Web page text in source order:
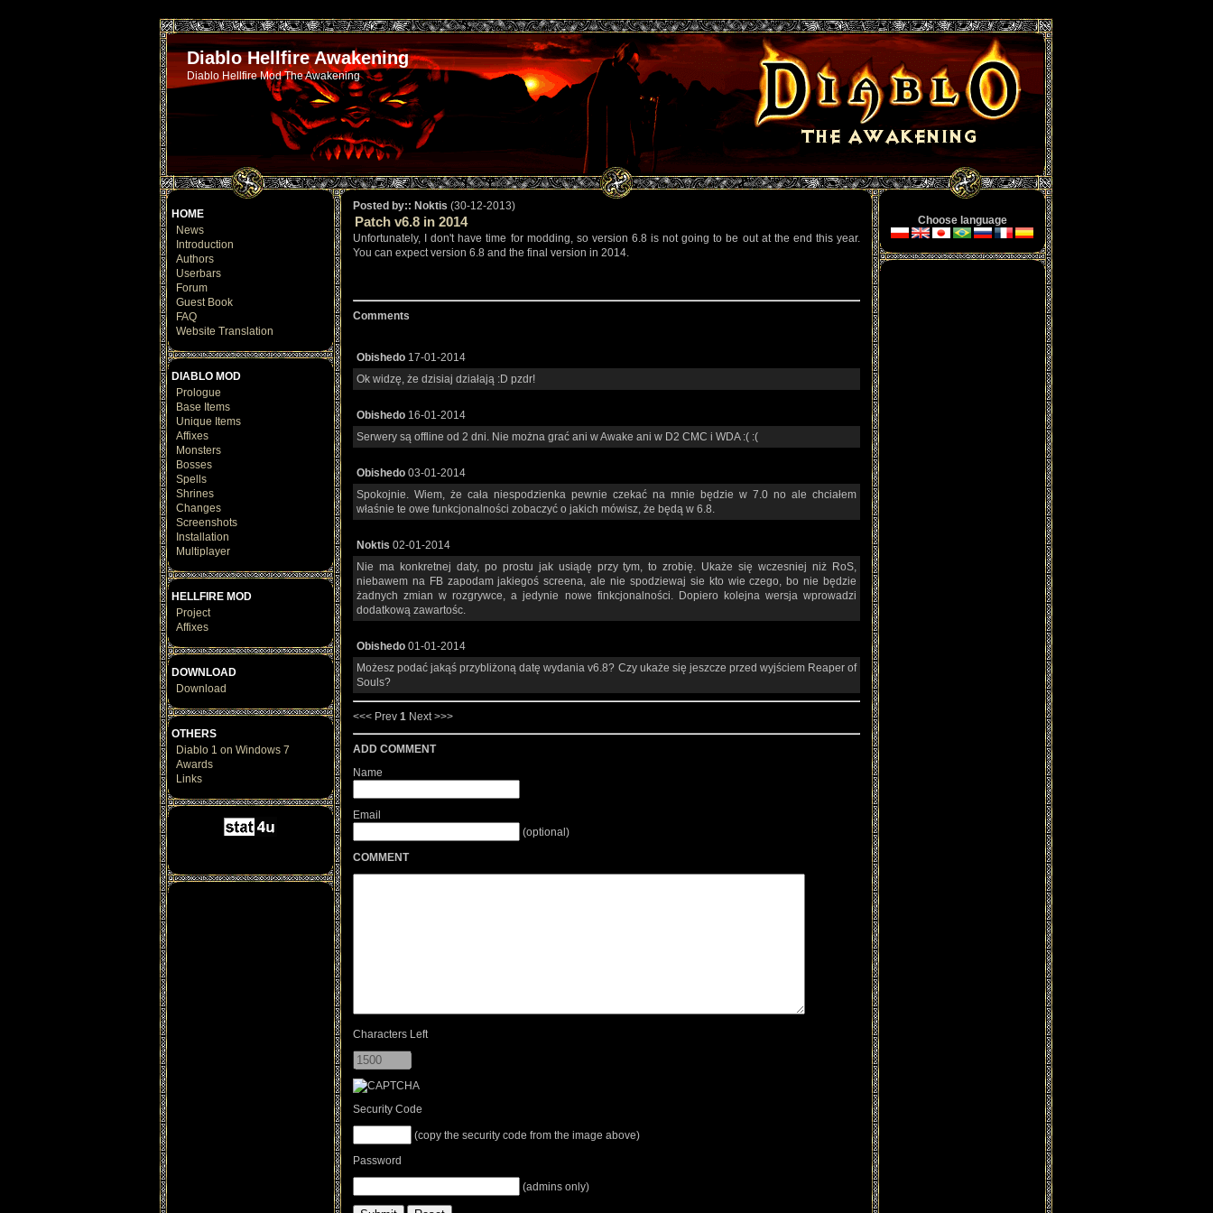
Diablo Hellfire Awakening
Diablo Hellfire Mod The Awakening
HOME
News
Introduction
Authors
Userbars
Forum
Guest Book
FAQ
Website Translation
DIABLO MOD
Prologue
Base Items
Unique Items
Affixes
Monsters
Bosses
Spells
Shrines
Changes
Screenshots
Installation
Multiplayer
HELLFIRE MOD
Project
Affixes
DOWNLOAD
Download
OTHERS
Diablo 1 on Windows 7
Awards
Links
Posted by:: Noktis (30-12-2013)
Patch v6.8 in 2014
Unfortunately, I don't have time for modding, so version 6.8 is not going to be out at the end this year.
You can expect version 6.8 and the final version in 2014.
Comments
Obishedo 17-01-2014
Ok widzę, że dzisiaj działają :D pzdr!
Obishedo 16-01-2014
Serwery są offline od 2 dni. Nie można grać ani w Awake ani w D2 CMC i WDA :( :(
Obishedo 03-01-2014
Spokojnie. Wiem, że cała niespodzienka pewnie czekać na mnie będzie w 7.0 no ale chciałem
właśnie te owe funkcjonalności zobaczyć o jakich mówisz, że będą w 6.8.
Noktis 02-01-2014
Nie ma konkretnej daty, po prostu jak usiądę przy tym, to zrobię. Ukaże się wczesniej niż RoS,
niebawem na FB zapodam jakiegoś screena, ale nie spodziewaj sie kto wie czego, bo nie będzie
żadnych zmian w rozgrywce, a jedynie nowe finkcjonalności. Dopiero kolejna wersja wprowadzi
dodatkową zawartośc.
Obishedo 01-01-2014
Możesz podać jakąś przybliżoną datę wydania v6.8? Czy ukaże się jeszcze przed wyjściem Reaper of
Souls?
<<< Prev 1 Next >>>
ADD COMMENT
Name
Email
(optional)
COMMENT
Characters Left
Security Code
(copy the security code from the image above)
Password
(admins only)
Choose language